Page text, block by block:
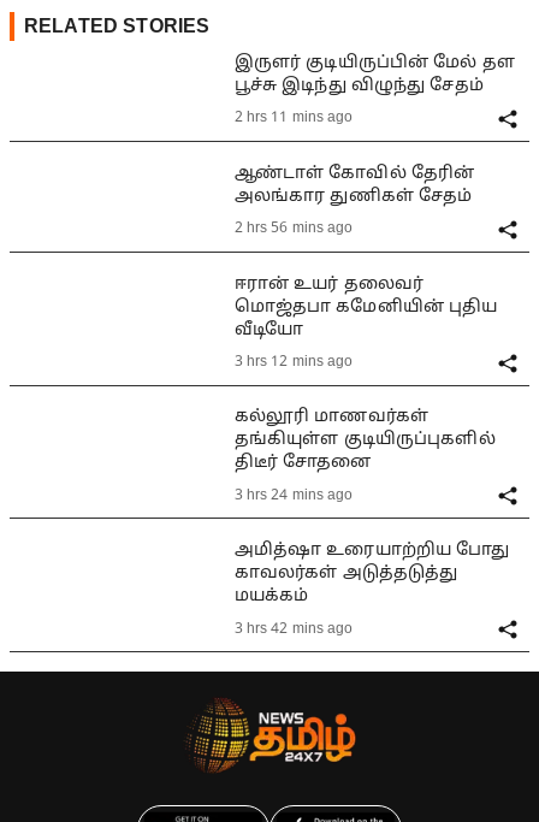
RELATED STORIES
இருளர் குடியிருப்பின் மேல் தள
பூச்சு இடிந்து விழுந்து சேதம்
2 hrs 11 mins ago
ஆண்டாள் கோவில் தேரின்
அலங்கார துணிகள் சேதம்
2 hrs 56 mins ago
ஈரான் உயர் தலைவர்
மொஜ்தபா கமேனியின் புதிய
வீடியோ
3 hrs 12 mins ago
கல்லூரி மாணவர்கள்
தங்கியுள்ள குடியிருப்புகளில்
திடீர் சோதனை
3 hrs 24 mins ago
அமித்ஷா உரையாற்றிய போது
காவலர்கள் அடுத்தடுத்து
மயக்கம்
3 hrs 42 mins ago